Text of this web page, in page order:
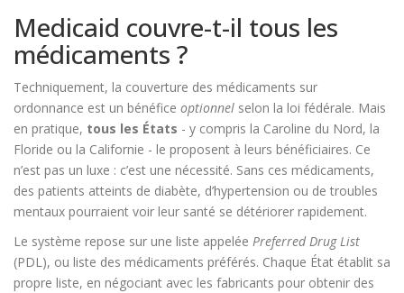
Medicaid couvre-t-il tous les
médicaments ?
Techniquement, la couverture des médicaments sur
ordonnance est un bénéfice optionnel selon la loi fédérale. Mais
en pratique, tous les États - y compris la Caroline du Nord, la
Floride ou la Californie - le proposent à leurs bénéficiaires. Ce
n’est pas un luxe : c’est une nécessité. Sans ces médicaments,
des patients atteints de diabète, d’hypertension ou de troubles
mentaux pourraient voir leur santé se détériorer rapidement.
Le système repose sur une liste appelée Preferred Drug List
(PDL), ou liste des médicaments préférés. Chaque État établit sa
propre liste, en négociant avec les fabricants pour obtenir des